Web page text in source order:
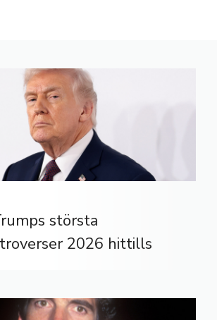
största
2026 hittills